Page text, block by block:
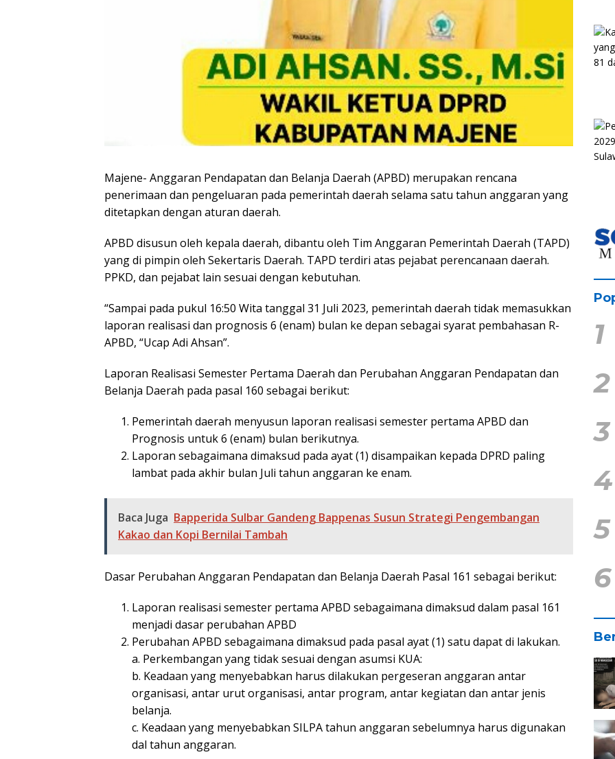
Majene- Anggaran Pendapatan dan Belanja Daerah (APBD) merupakan rencana
penerimaan dan pengeluaran pada pemerintah daerah selama satu tahun anggaran yang
ditetapkan dengan aturan daerah.
APBD disusun oleh kepala daerah, dibantu oleh Tim Anggaran Pemerintah Daerah (TAPD)
yang di pimpin oleh Sekertaris Daerah. TAPD terdiri atas pejabat perencanaan daerah.
PPKD, dan pejabat lain sesuai dengan kebutuhan.
“Sampai pada pukul 16:50 Wita tanggal 31 Juli 2023, pemerintah daerah tidak memasukkan
laporan realisasi dan prognosis 6 (enam) bulan ke depan sebagai syarat pembahasan R-
APBD, “Ucap Adi Ahsan”.
Laporan Realisasi Semester Pertama Daerah dan Perubahan Anggaran Pendapatan dan
Belanja Daerah pada pasal 160 sebagai berikut:
Pemerintah daerah menyusun laporan realisasi semester pertama APBD dan
Prognosis untuk 6 (enam) bulan berikutnya.
Laporan sebagaimana dimaksud pada ayat (1) disampaikan kepada DPRD paling
lambat pada akhir bulan Juli tahun anggaran ke enam.
Baca Juga Bapperida Sulbar Gandeng Bappenas Susun Strategi Pengembangan
Kakao dan Kopi Bernilai Tambah
Dasar Perubahan Anggaran Pendapatan dan Belanja Daerah Pasal 161 sebagai berikut:
Laporan realisasi semester pertama APBD sebagaimana dimaksud dalam pasal 161
menjadi dasar perubahan APBD
Perubahan APBD sebagaimana dimaksud pada pasal ayat (1) satu dapat di lakukan.
a. Perkembangan yang tidak sesuai dengan asumsi KUA:
b. Keadaan yang menyebabkan harus dilakukan pergeseran anggaran antar
organisasi, antar urut organisasi, antar program, antar kegiatan dan antar jenis
belanja.
c. Keadaan yang menyebabkan SILPA tahun anggaran sebelumnya harus digunakan
dal tahun anggaran.
1
2
3
4
5
6